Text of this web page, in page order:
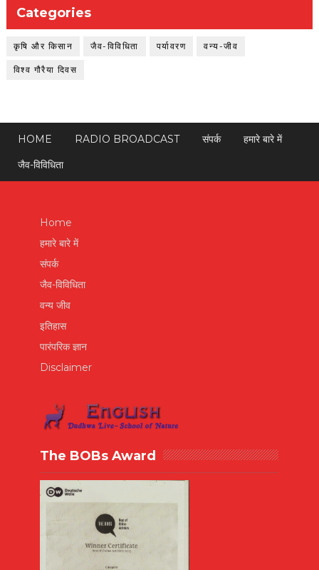
Categories
कृषि और किसान जैव-विविधिता पर्यावरण वन्य-जीव
विश्व गौरैया दिवस
HOME RADIO BROADCAST संपर्क
हमारे बारे में
जैव-विविधिता
Home
हमारे बारे में
संपर्क
जैव-विविधिता
वन्य जीव
इतिहास
पारंपरिक ज्ञान
Disclaimer
The BOBs Award